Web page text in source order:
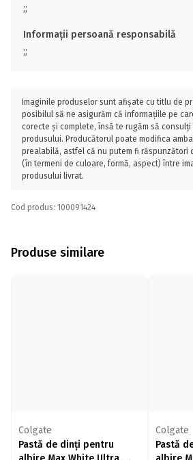
;;
Informații persoană responsabilă
;;
Imaginile produselor sunt afișate cu titlu de
posibilul să ne asigurăm că informațiile pe
corecte și complete, însă te rugăm să
produsului. Producătorul poate modifica
prealabilă, astfel că nu putem fi răspunzători
(în termeni de culoare, formă, aspect) între
produsului livrat.
Cod produs: 100091424
Produse similare
Colgate
Pastă de dinți pentru
Colgate
Pastă